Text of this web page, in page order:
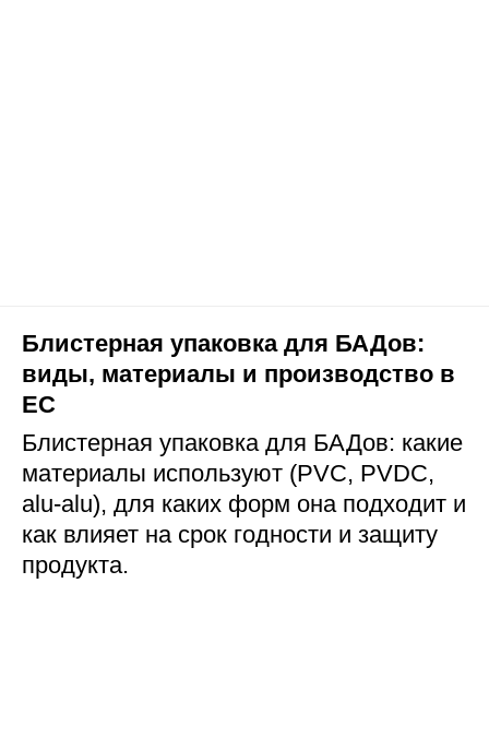
Блистерная упаковка для БАДов:
виды, материалы и производство в
ЕС
Блистерная упаковка для БАДов: какие
материалы используют (PVC, PVDC,
alu-alu), для каких форм она подходит и
как влияет на срок годности и защиту
продукта.